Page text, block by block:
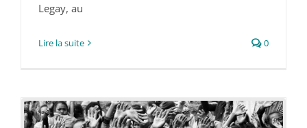
Legay, au
Lire la suite 0